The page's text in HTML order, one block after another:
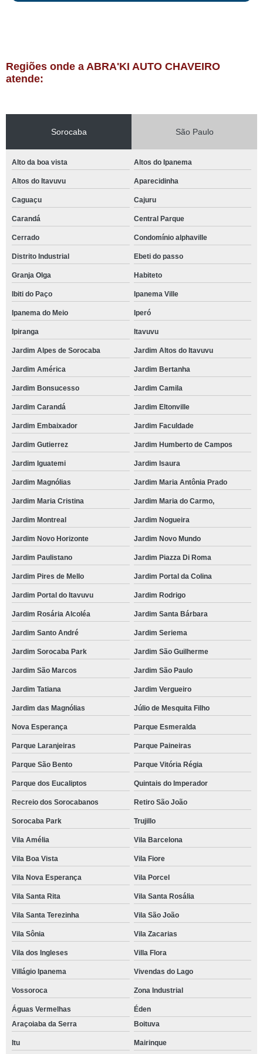
Regiões onde a ABRA'KI AUTO CHAVEIRO
atende:
Sorocaba São Paulo
Alto da boa vista Altos do Ipanema
Altos do Itavuvu Aparecidinha
Caguaçu Cajuru
Carandá Central Parque
Cerrado Condomínio alphaville
Distrito Industrial Ebeti do passo
Granja Olga Habiteto
Ibiti do Paço Ipanema Ville
Ipanema do Meio Iperó
Ipiranga Itavuvu
Jardim Alpes de Sorocaba Jardim Altos do Itavuvu
Jardim América Jardim Bertanha
Jardim Bonsucesso Jardim Camila
Jardim Carandá Jardim Eltonville
Jardim Embaixador Jardim Faculdade
Jardim Gutierrez Jardim Humberto de Campos
Jardim Iguatemi Jardim Isaura
Jardim Magnólias Jardim Maria Antônia Prado
Jardim Maria Cristina Jardim Maria do Carmo,
Jardim Montreal Jardim Nogueira
Jardim Novo Horizonte Jardim Novo Mundo
Jardim Paulistano Jardim Piazza Di Roma
Jardim Pires de Mello Jardim Portal da Colina
Jardim Portal do Itavuvu Jardim Rodrigo
Jardim Rosária Alcoléa Jardim Santa Bárbara
Jardim Santo André Jardim Seriema
Jardim Sorocaba Park Jardim São Guilherme
Jardim São Marcos Jardim São Paulo
Jardim Tatiana Jardim Vergueiro
Jardim das Magnólias Júlio de Mesquita Filho
Nova Esperança Parque Esmeralda
Parque Laranjeiras Parque Paineiras
Parque São Bento Parque Vitória Régia
Parque dos Eucaliptos Quintais do Imperador
Recreio dos Sorocabanos Retiro São João
Sorocaba Park Trujillo
Vila Amélia Vila Barcelona
Vila Boa Vista Vila Fiore
Vila Nova Esperança Vila Porcel
Vila Santa Rita Vila Santa Rosália
Vila Santa Terezinha Vila São João
Vila Sônia Vila Zacarias
Vila dos Ingleses Villa Flora
Villágio Ipanema Vivendas do Lago
Vossoroca Zona Industrial
Águas Vermelhas
Éden
Araçoiaba da Serra
Boituva
Itu Mairinque